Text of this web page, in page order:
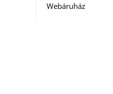
Webáruház